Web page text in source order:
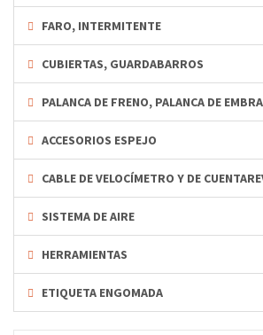
FARO, INTERMITENTE
CUBIERTAS, GUARDABARROS
PALANCA DE FRENO, PALANCA DE
ACCESORIOS ESPEJO
CABLE DE VELOCÍMETRO Y DE
SISTEMA DE AIRE
HERRAMIENTAS
ETIQUETA ENGOMADA